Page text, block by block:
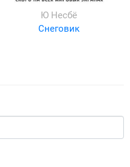
Ю Несбё
Снеговик